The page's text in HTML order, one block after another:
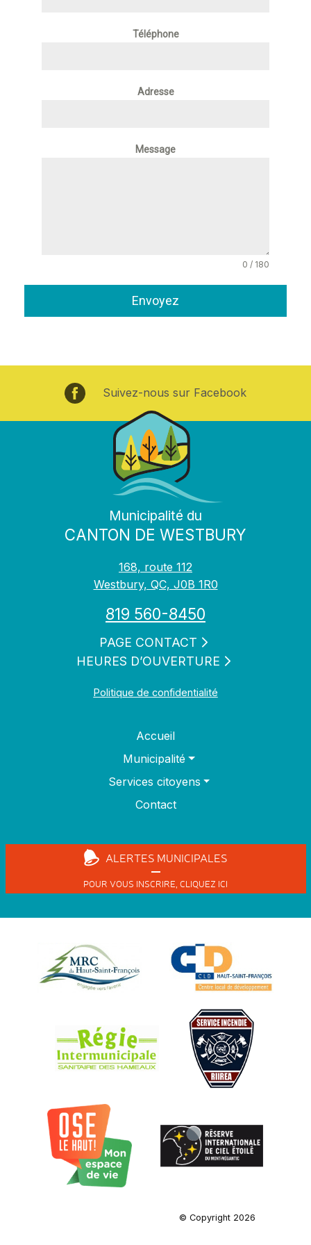
Téléphone
Adresse
Message
0 / 180
Envoyez
Suivez-nous sur Facebook
Municipalité du
CANTON DE WESTBURY
168, route 112
Westbury, QC, J0B 1R0
819 560-8450
PAGE CONTACT
HEURES D’OUVERTURE
Politique de confidentialité
Accueil
Municipalité
Services citoyens
Contact
ALERTES MUNICIPALES
POUR VOUS INSCRIRE, CLIQUEZ ICI
© Copyright 2026